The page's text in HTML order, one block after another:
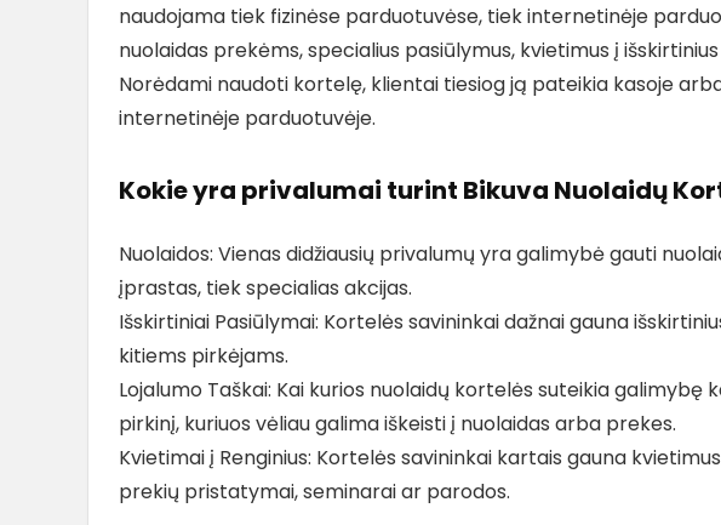
naudojama tiek fizinėse parduotuvėse, tiek internetinėje
nuolaidas prekėms, specialius pasiūlymus, kvietimus į
Norėdami naudoti kortelę, klientai tiesiog ją pateikia kasoje
internetinėje parduotuvėje.
Kokie yra privalumai turint Bikuva Nuolaidų
Nuolaidos: Vienas didžiausių privalumų yra galimybė gauti
įprastas, tiek specialias akcijas.
Išskirtiniai Pasiūlymai: Kortelės savininkai dažnai gauna
kitiems pirkėjams.
Lojalumo Taškai: Kai kurios nuolaidų kortelės suteikia galimybę
pirkinį, kuriuos vėliau galima iškeisti į nuolaidas arba prekes.
Kvietimai į Renginius: Kortelės savininkai kartais gauna
prekių pristatymai, seminarai ar parodos.